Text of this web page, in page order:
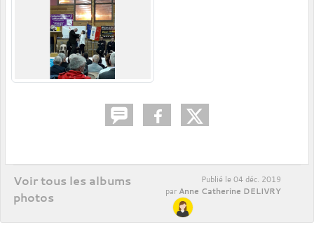
Voir tous les albums
photos
Publié le 04 déc. 2019
par Anne Catherine DELIVRY